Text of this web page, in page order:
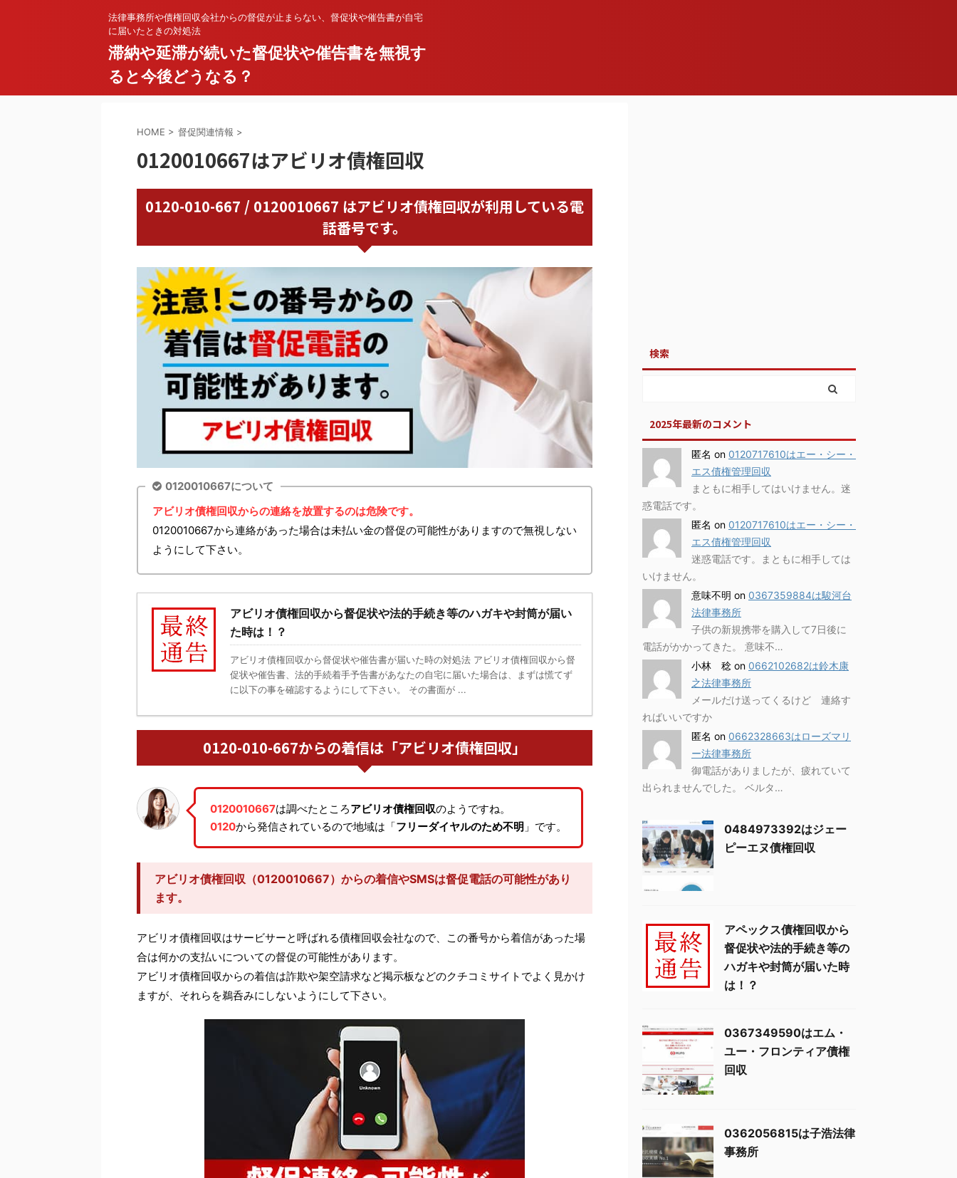
法律事務所や債権回収会社からの督促が止まらない、督促状や催告書が自宅
に届いたときの対処法
滞納や延滞が続いた督促状や催告書を無視す
ると今後どうなる？
HOME > 督促関連情報 >
0120010667はアビリオ債権回収
0120-010-667 / 0120010667 はアビリオ債権回収が利用している電
話番号です。
0120010667について
アビリオ債権回収からの連絡を放置するのは危険です。
0120010667から連絡があった場合は未払い金の督促の可能性がありますので無視しない
ようにして下さい。
アビリオ債権回収から督促状や法的手続き等のハガキや封筒が届い
た時は！？
アビリオ債権回収から督促状や催告書が届いた時の対処法 アビリオ債権回収から督
促状や催告書、法的手続着手予告書があなたの自宅に届いた場合は、まずは慌てず
に以下の事を確認するようにして下さい。 その書面が ...
0120-010-667からの着信は「アビリオ債権回収」
0120010667は調べたところアビリオ債権回収のようですね。
0120から発信されているので地域は「フリーダイヤルのため不明 」です。
アビリオ債権回収（0120010667）からの着信やSMSは督促電話の可能性があり
ます。
アビリオ債権回収はサービサーと呼ばれる債権回収会社なので、この番号から着信があった場
合は何かの支払いについての督促の可能性があります。
アビリオ債権回収からの着信は詐欺や架空請求など掲示板などのクチコミサイトでよく見かけ
ますが、それらを鵜呑みにしないようにして下さい。
検索
2025年最新のコメント
匿名 on 0120717610はエー・シー・
エス債権管理回収
まともに相手してはいけません。迷
惑電話です。
匿名 on 0120717610はエー・シー・
エス債権管理回収
迷惑電話です。まともに相手しては
いけません。
意味不明 on 0367359884は駿河台
法律事務所
子供の新規携帯を購入して7日後に
電話がかかってきた。 意味不…
小林 稔 on 0662102682は鈴木康
之法律事務所
メールだけ送ってくるけど 連絡す
ればいいですか
匿名 on 0662328663はローズマリ
ー法律事務所
御電話がありましたが、疲れていて
出られませんでした。 ベルタ…
0484973392はジェー
ピーエヌ債権回収
アペックス債権回収から
督促状や法的手続き等の
ハガキや封筒が届いた時
は！？
0367349590はエム・
ユー・フロンティア債権
回収
0362056815は子浩法律
事務所